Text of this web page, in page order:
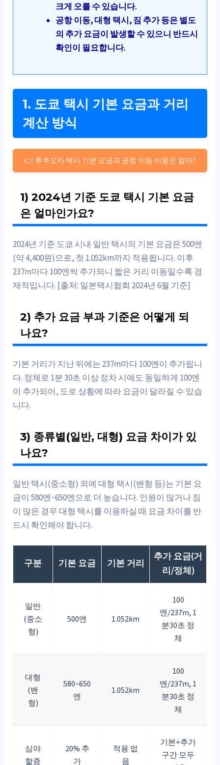
크게 오를 수 있습니다.
공항 이동, 대형 택시, 짐 추가 등은 별도
의 추가 요금이 발생할 수 있으니 반드시
확인이 필요합니다.
1. 도쿄 택시 기본 요금과 거리
계산 방식
👉 후쿠오카 택시 기본 요금과 공항 이동 비용은 얼마?
1) 2024년 기준 도쿄 택시 기본 요금
은 얼마인가요?
2024년 기준 도쿄 시내 일반 택시의 기본 요금은 500엔
(약 4,400원)으로, 첫 1.052km까지 적용됩니다. 이후
237m마다 100엔씩 추가되니 짧은 거리 이동일수록 경
제적입니다. [출처: 일본택시협회 2024년 6월 기준]
2) 추가 요금 부과 기준은 어떻게 되
나요?
기본 거리가 지난 뒤에는 237m마다 100엔이 추가됩니
다. 정체로 1분 30초 이상 정차 시에도 동일하게 100엔
이 추가되어, 도로 상황에 따라 요금이 달라질 수 있습
니다.
3) 종류별(일반, 대형) 요금 차이가 있
나요?
일반 택시(중소형) 외에 대형 택시(밴형 등)는 기본 요
금이 580엔~650엔으로 더 높습니다. 인원이 많거나 짐
이 많은 경우 대형 택시를 이용하실 때 요금 차이를 반
드시 확인해야 합니다.
구분 기본 요금 기본 거리
추가 요금(거
리/정체)
일반
(중소
형)
500엔 1.052km
100
엔/237m, 1
분30초 정
체
대형
(밴
형)
580~650
엔
1.052km
100
엔/237m, 1
분30초 정
체
심야
할증
20% 추
가
적용 없
음
기본+추가
구간 모두